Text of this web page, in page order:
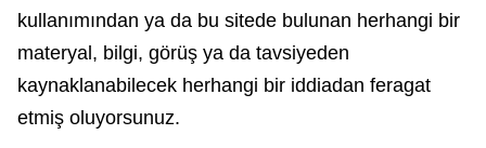
kullanımından ya da bu sitede bulunan herhangi bir
materyal, bilgi, görüş ya da tavsiyeden
kaynaklanabilecek herhangi bir iddiadan feragat
etmiş oluyorsunuz.